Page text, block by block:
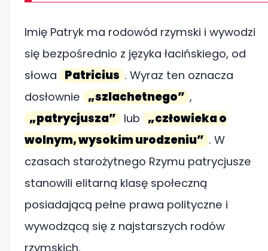
Imię Patryk ma rodowód rzymski i wywodzi
się bezpośrednio z języka łacińskiego, od
słowa Patricius . Wyraz ten oznacza
dosłownie „szlachetnego” ,
„patrycjusza” lub „człowieka o
wolnym, wysokim urodzeniu” . W
czasach starożytnego Rzymu patrycjusze
stanowili elitarną klasę społeczną
posiadającą pełne prawa polityczne i
wywodzącą się z najstarszych rodów
rzymskich.